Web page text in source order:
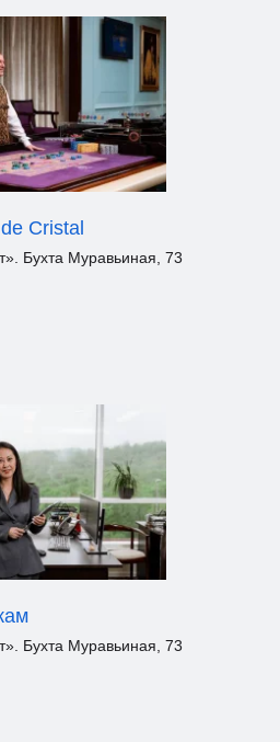
Cristal
Бухта Муравьиная, 73
Бухта Муравьиная, 73